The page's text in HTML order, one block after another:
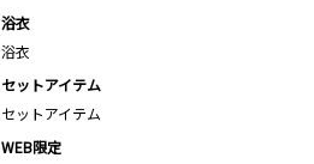
浴衣
浴衣
セットアイテム
セットアイテム
WEB限定